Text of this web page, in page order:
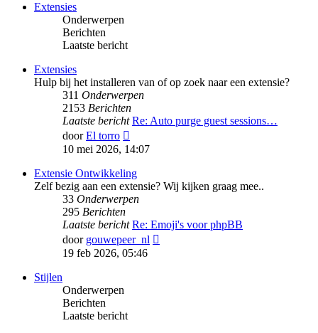
Extensies
Onderwerpen
Berichten
Laatste bericht
Extensies
Hulp bij het installeren van of op zoek naar een extensie?
311 Onderwerpen
2153 Berichten
Laatste bericht Re: Auto purge guest sessions…
doorEl torro
laatste
10 mei 2026, 14:07
Extensie Ontwikkeling
Zelf bezig aan een extensie? Wij kijken graag mee..
33 Onderwerpen
295 Berichten
Laatste bericht Re: Emoji's voor phpBB
door gouwepeer_nl
19 feb 2026, 05:46
Stijlen
Onderwerpen
Berichten
Laatste bericht